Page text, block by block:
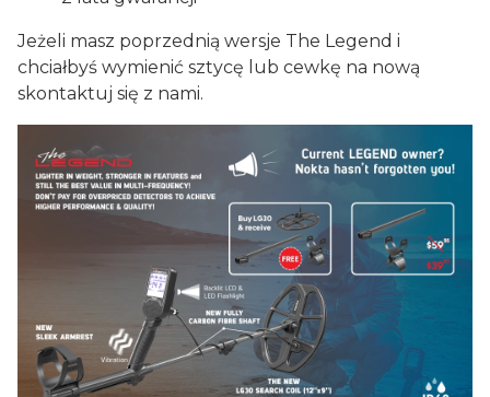
Jeżeli masz poprzednią wersje The Legend i
chciałbyś wymienić sztycę lub cewkę na nową
skontaktuj się z nami.